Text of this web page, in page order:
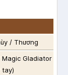
/ Thương
Gladiator
tay)